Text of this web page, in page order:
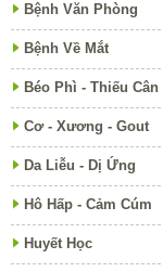
Bệnh Văn Phòng
Bệnh Về Mắt
Béo Phì - Thiếu Cân
Cơ - Xương - Gout
Da Liễu - Dị Ứng
Hô Hấp - Cảm Cúm
Huyết Học